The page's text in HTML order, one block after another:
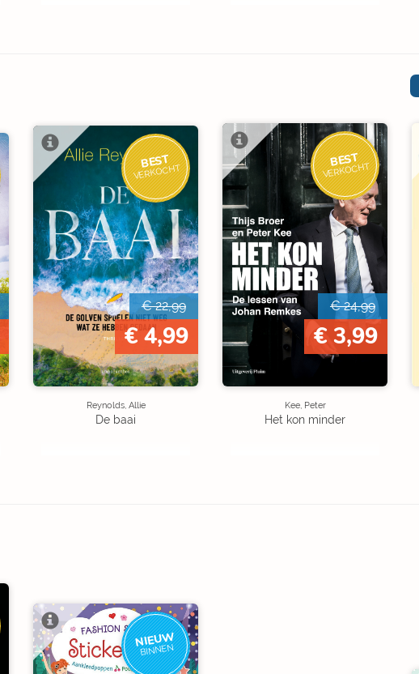
BEST
VERKOCHT
€ 22,99
€ 4,99
Reynolds, Allie
De baai
BEST
VERKOCHT
€ 24,99
€ 3,99
Kee, Peter
Het kon minder
NIEUW
BINNEN